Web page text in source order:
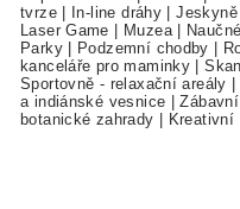
tvrze| In-line dráhy |Jeskyně
Laser Game
Muzea|
Parky| Podzemní chodby
kanceláře pro maminky |
Sportovně - relaxační areály
a indiánské vesnice |
botanické zahrady
Kreativní